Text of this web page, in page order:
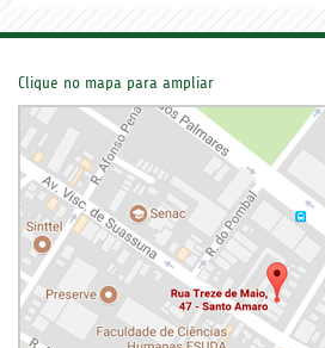
Clique no mapa para ampliar